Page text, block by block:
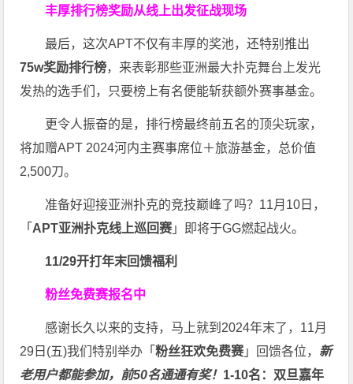
丰厚排行榜奖励从线上出发征战现场
最后，这次APT不仅有丰厚的奖池，还特别推出
75w奖励排行榜，来表彰那些亚洲最大扑克舞台上发光
发热的选手们，只要榜上有名便能斩获额外赛事基金。
更令人振奋的是，排行榜最终前五名的顶尖玩家，
将加赠APT 2024河内主赛事席位＋旅游基金，总价值
2,500刀。
准备好迎接亚洲扑克的竞技巅峰了吗？11月10日，
「 APT亚洲扑克线上巡回赛」即将于GG燃起战火。
11/29开打年末回馈福利
粉丝免费赛报名中
感谢长久以来的支持，马上就到2024年末了，11月
29日(五)我们特别举办「粉丝狂欢免费赛」回馈各位， 新
老用户都能参加，前50名通通有奖！ 1-10名：双旦嘉年